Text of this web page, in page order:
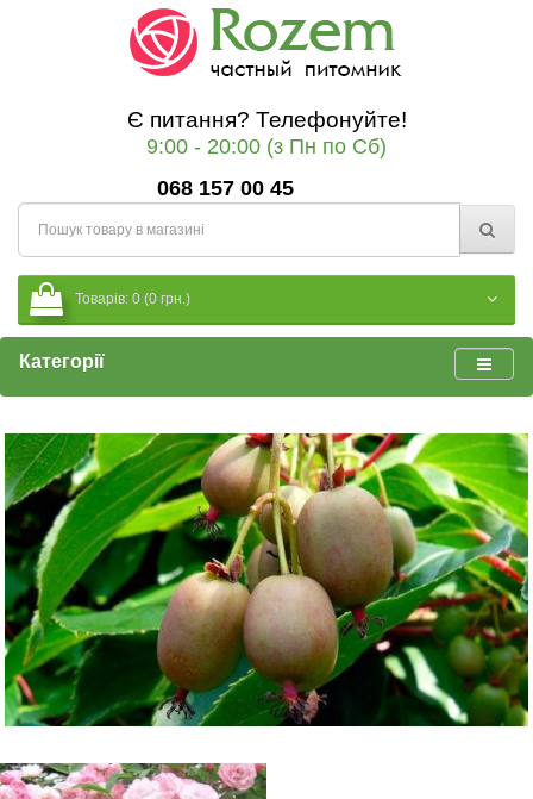
Є питання? Телефонуйте!
9:00 - 20:00 (з Пн по Сб)
068 157 00 45
Товарів: 0 (0 грн.)
Категорії